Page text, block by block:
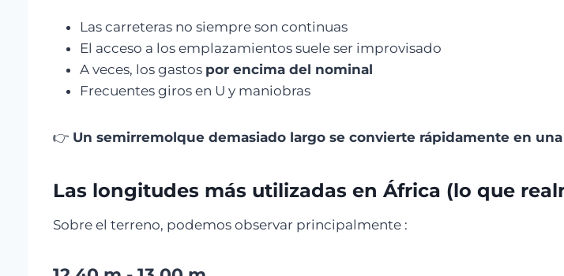
Las carreteras no siempre son continuas
El acceso a los emplazamientos suele ser improvisado
A veces, los gastos por encima del nominal
Frecuentes giros en U y maniobras
👉 Un semirremolque demasiado largo se convierte rápidamente en
Las longitudes más utilizadas en África (lo que
Sobre el terreno, podemos observar principalmente :